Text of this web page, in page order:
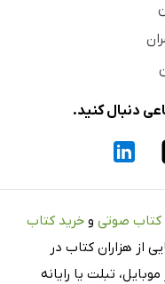
دنبال کنید.
کتاب صوتی و خرید کتاب
از هزاران کتاب در
تبلت یا رایانه